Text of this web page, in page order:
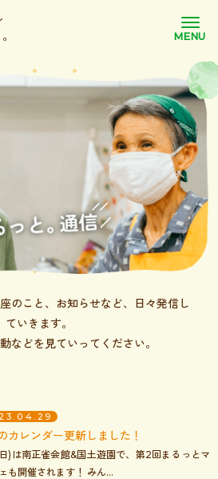
のこと、お知らせなど、日々発信し
ていきます。
などを見ていってください。
カレンダー更新しました！
)は南正雀会館&国土遊園で、第2回まるっとマ
も開催されます！ みん...